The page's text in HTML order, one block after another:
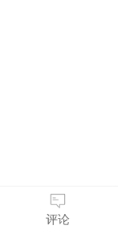
评论